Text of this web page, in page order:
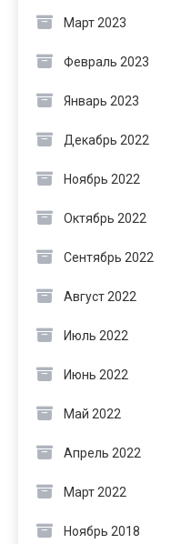
Март 2023
Февраль 2023
Январь 2023
Декабрь 2022
Ноябрь 2022
Октябрь 2022
Сентябрь 2022
Август 2022
Июль 2022
Июнь 2022
Май 2022
Апрель 2022
Март 2022
Ноябрь 2018